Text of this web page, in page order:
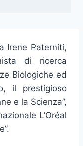
Irene Paterniti,
di ricerca
Biologiche ed
il prestigioso
e la Scienza”,
L’Oréal